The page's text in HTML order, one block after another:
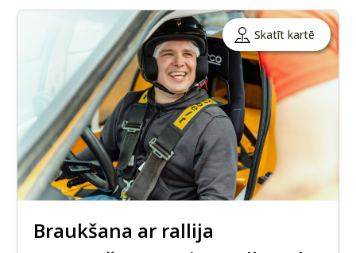
Skatīt kartē
Braukšana ar rallija